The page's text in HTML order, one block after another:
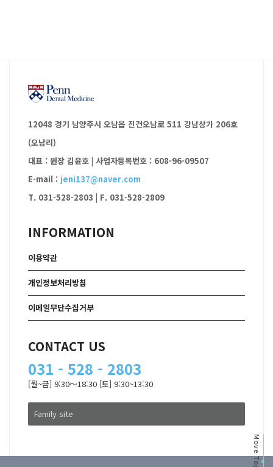
12048 경기 남양주시 오남읍 진건오남로 511 강남상가 206호
(오남리)
대표 : 원장 김윤호 | 사업자등록번호 : 608-96-09507
E-mail : jeni137@naver.com
T. 031-528-2803 | F. 031-528-2809
INFORMATION
이용약관
개인정보처리방침
이메일무단수집거부
CONTACT US
031 - 528 - 2803
[월~금] 9:30～18:30 [토] 9:30~13:30
Family site
Move Top